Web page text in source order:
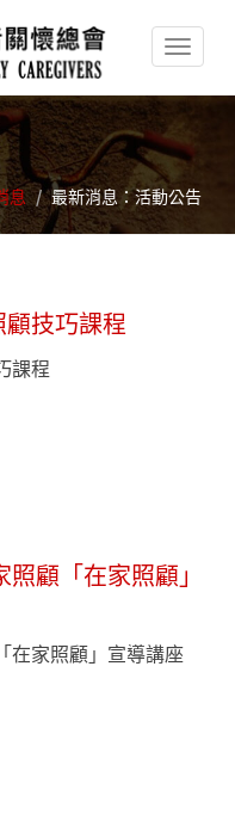
息 / 最新消息：活動公告
技巧課程
課程
顧「在家照顧」
在家照顧」宣導講座